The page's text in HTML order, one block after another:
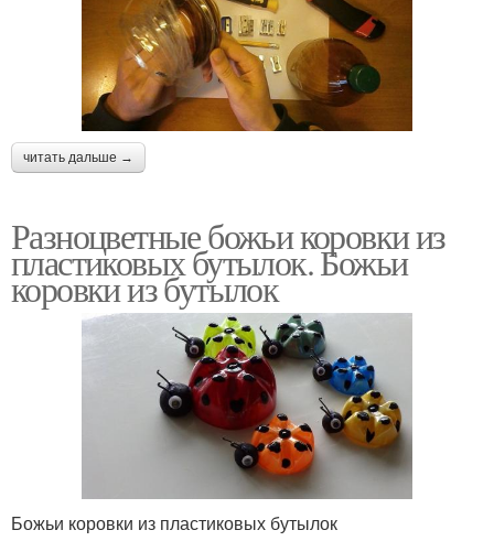
читать дальше →
Разноцветные божьи коровки из
пластиковых бутылок. Божьи
коровки из бутылок
Божьи коровки из пластиковых бутылок